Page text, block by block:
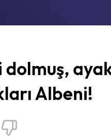
dolmuş,
Albeni!